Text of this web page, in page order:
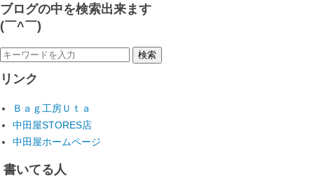
ブログの中を検索出来ます
(￣^￣)ゞ
リンク
Ｂａｇ工房Ｕｔａ
中田屋STORES店
中田屋ホームページ
書いてる人